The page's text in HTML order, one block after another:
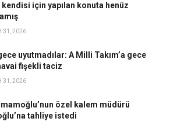
kendisi için yapılan konuta henüz
31, 2026
uyutmadılar: A Milli Takım’a gece
fişekli taciz
31, 2026
özel kalem müdürü
tahliye istedi